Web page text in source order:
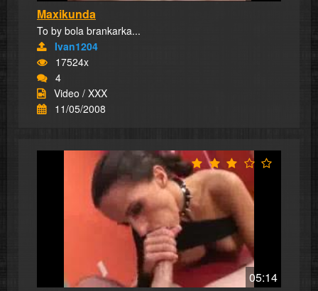
Maxikunda
To by bola brankarka...
Ivan1204
17524x
4
Video / XXX
11/05/2008
05:14